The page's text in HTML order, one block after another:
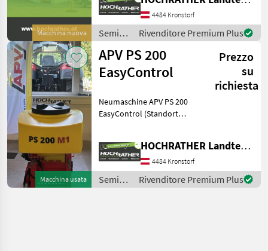
Macchina nuova
Verschlauchung (25 m) •
Säwelle für Feinsaat,
Säwelle für Grobsaat
4484 Kronstorf
Semina
e cura /
APV
Rivenditore Premium Plus
Macchina usata
APV PS 200
EasyControl
Prezzo
su
richiesta
Neumaschine APV PS 200
EasyControl (Standort
Verschlauchung (25 m) •
Säwelle für Feinsaat,
Säwelle für Grobsaat
HOCHRATHER Landtechnik GmbH
4484 Kronstorf
Semina
e cura /
Rivenditore Premium Plus